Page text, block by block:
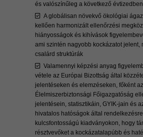
és valószínűleg a következő évtizedben
A globálisan növekvő ökológiai
kellően harmonizált ellenőrzési
hiányosságok és kihívások
ami szintén nagyobb kockázatot jelent,
csalárd struktúrák
Valamennyi képzési anyag
vétele az Európai Bizottság által
jelentéseken és elemzéseken, főként
Élelmiszerbiztonsági Főigazgatóság
jelentésein, statisztikáin, GYIK-jain és
hivatalos hatóságok által
kulcsfontosságú kiadványokon, hogy
résztvevőket a kockázatalapúbb és